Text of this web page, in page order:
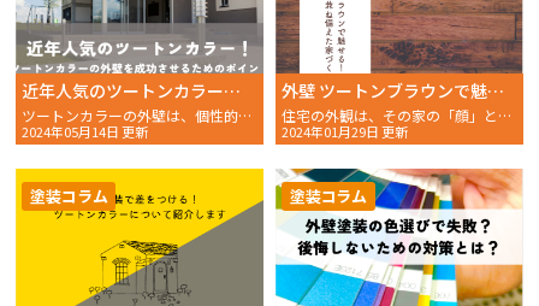
近年人気のツートンカラー！ツートンカラーの外壁を成功させるためのポイント
ツートンカラーの外壁は、個性的かつ洗練された印象を与える
2024年05月14日 更新
外壁 ツートンブラウンで魅せる！おしゃれと実用性を兼ね備えた家づくり
住宅の外観は、その家の「顔」とも言える重要な要素です。外壁
2024年01月29日 更新
塗装コラム 塗装コラム